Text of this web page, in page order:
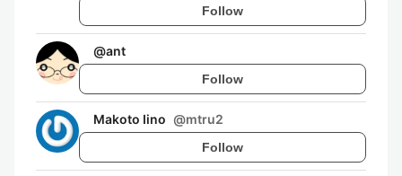
Follow
@ant
Follow
Makoto Iino @mtru2
Follow